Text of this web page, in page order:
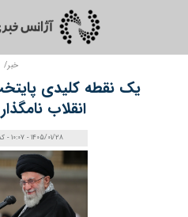
خبر/
یک نقطه کلیدی
انقلاب
1405/01/28 - 10:07 - کد خبر: 159454